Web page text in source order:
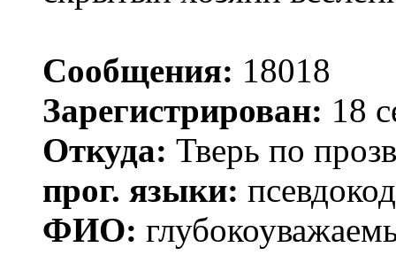
Сообщения: 18018
Зарегистрирован: 18
Откуда: Тверь по
прог. языки:
ФИО: